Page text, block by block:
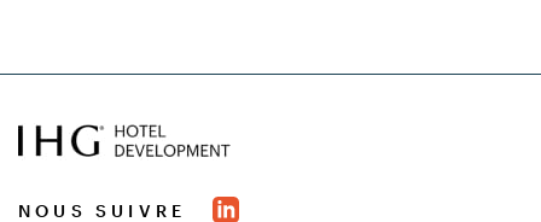
NOUS SUIVRE